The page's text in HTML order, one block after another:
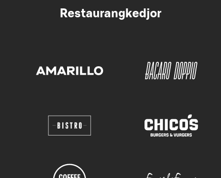
Restaurangkedjor